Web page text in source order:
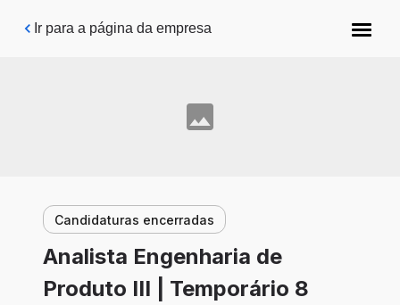
Pular para o conteúdo principal
Ir para a página da empresa
Candidaturas encerradas
Analista Engenharia de
Produto III | Temporário 8